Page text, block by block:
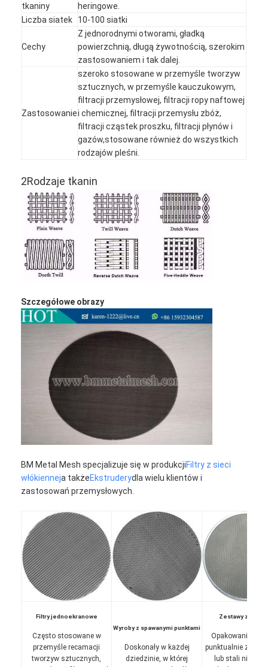
Produkty
O nas
Wycieczka po fabryce
Kontrola jakości
Skontaktuj się z nami
Aktualności
Rozmawiaj teraz
Włókna ze stali nierdzewnej
ekran filtrujący ekstrudera
Zestaw sit ekstrudera
Siatka druciana
tkaniny
heringowe.
Liczba siatek
10-100 siatki
Cechy
Z jednorodnymi otworami, gładką
powierzchnią, długą żywotnością, szerokim
zastosowaniem i tak dalej.
Zastosowanie
szeroko stosowane w przemyśle tworzyw
sztucznych, w przemyśle kauczukowym,
filtracji przemysłowej, filtracji ropy naftowej
i chemicznej, filtracji przemysłu zbóż,
filtracji cząstek proszku, filtracji płynów i
gazów,stosowane również do wszystkich
rodzajów pleśni.
2Rodzaje tkanin
Szczegółowe obrazy
BM Metal Mesh specjalizuje się w produkcjiFiltry z sieci
włókienneja takżeEkstruderydla wielu klientów i
zastosowań przemysłowych.
Filtry jednoekranowe
Często stosowane w
przemyśle recamacji
tworzyw sztucznych,
Wyroby z spawanymi punktami
Doskonały w każdej
dziedzinie, w której
Zestawy z
Opakowania
punktualnie z
lub stali